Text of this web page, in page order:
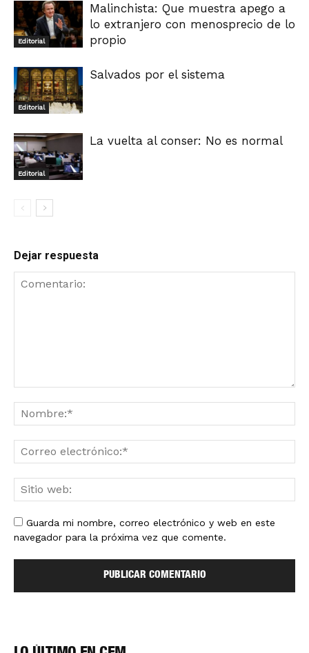
Editorial
Malinchista: Que muestra apego a
lo extranjero con menosprecio de lo
propio
Editorial
Salvados por el sistema
Editorial
La vuelta al conser: No es normal
Dejar respuesta
Guarda mi nombre, correo electrónico y web en este
navegador para la próxima vez que comente.